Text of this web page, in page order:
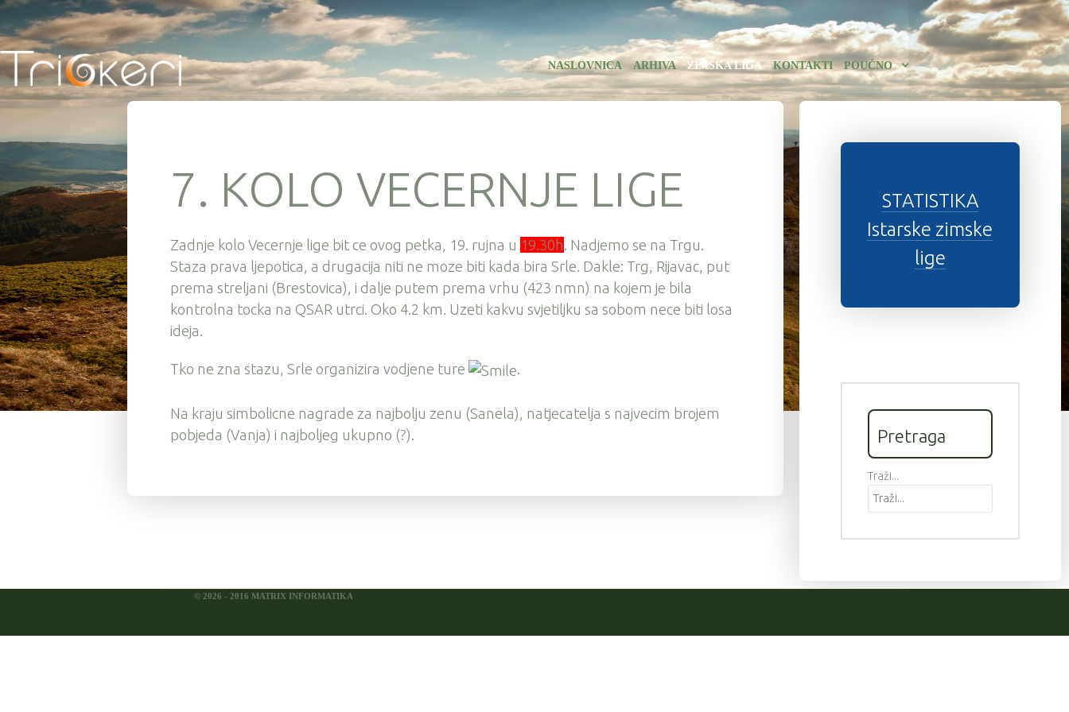
NASLOVNICA ARHIVA ZIMSKA LIGA KONTAKTI POUČNO
7. KOLO VECERNJE LIGE
Zadnje kolo Vecernje lige bit ce ovog petka, 19. rujna u 19.30h. Nadjemo se na Trgu.
Staza prava ljepotica, a drugacija niti ne moze biti kada bira Srle. Dakle: Trg, Rijavac, put
prema streljani (Brestovica), i dalje putem prema vrhu (423 nmn) na kojem je bila
kontrolna tocka na QSAR utrci. Oko 4.2 km. Uzeti kakvu svjetiljku sa sobom nece biti losa
ideja.
Tko ne zna stazu, Srle organizira vodjene ture
Na kraju simbolicne nagrade za najbolju zenu (Sanela), natjecatelja s najvecim brojem
pobjeda (Vanja) i najboljeg ukupno (?).
STATISTIKA
Istarske zimske
lige
Pretraga
Traži...
© 2026 - 2016 MATRIX INFORMATIKA